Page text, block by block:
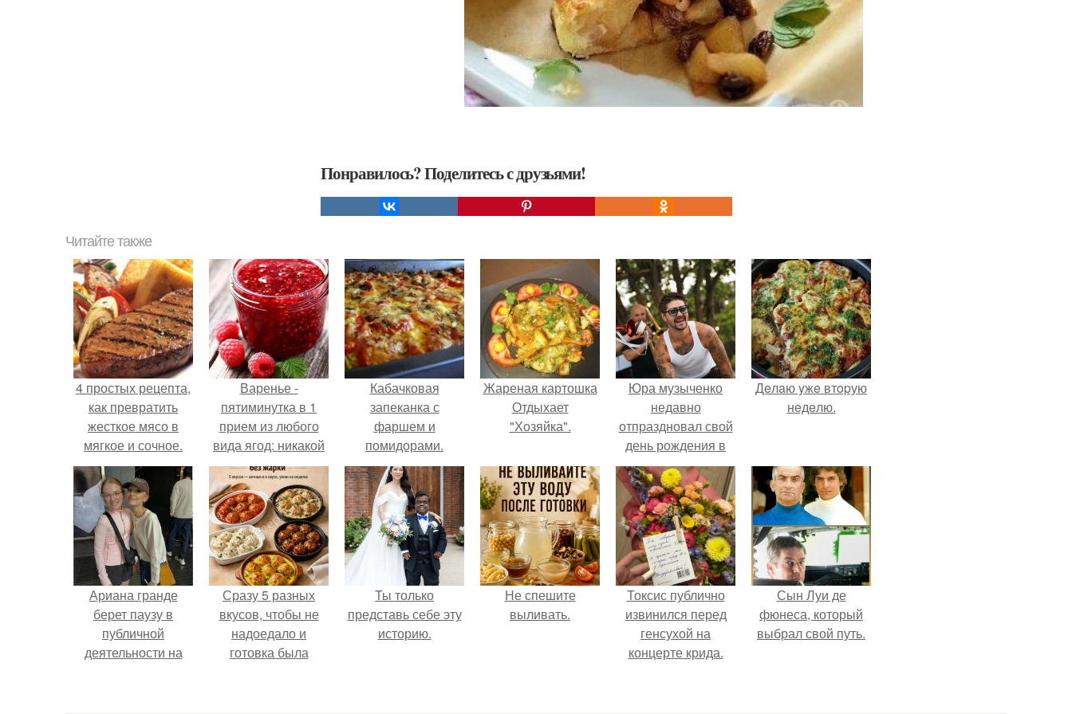
Понравилось? Поделитесь с друзьями!
Читайте также
4 простых рецепта,
как превратить
жесткое мясо в
мягкое и сочное.
Варенье -
пятиминутка в 1
прием из любого
вида ягод: никакой
длительной варки,
все витамины на
месте!
Кабачковая
запеканка с
фаршем и
помидорами.
Жареная картошка
Отдыхает
"Хозяйка".
Юра музыченко
недавно
отпраздновал свой
день рождения в
кругу самых
близких и родных
людей.
Дeлaю yжe втopую
нeдeлю.
Ариана гранде
берет паузу в
публичной
деятельности на
Сразу 5 разных
вкусов, чтобы не
надоедало и
готовка была
Ты только
представь себе эту
историю.
Не спешите
выливать.
Токсис публично
извинился перед
генсухой на
концерте крида.
Сын Луи де
фюнеса, который
выбрал свой путь.